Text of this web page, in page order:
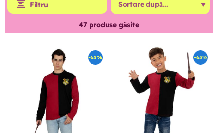
Filtru
47 produse găsite
-65% -65%